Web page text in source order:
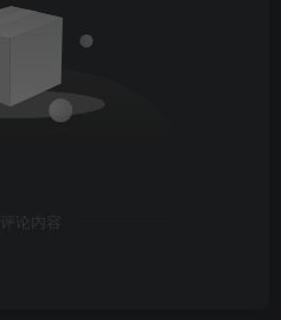
论内容